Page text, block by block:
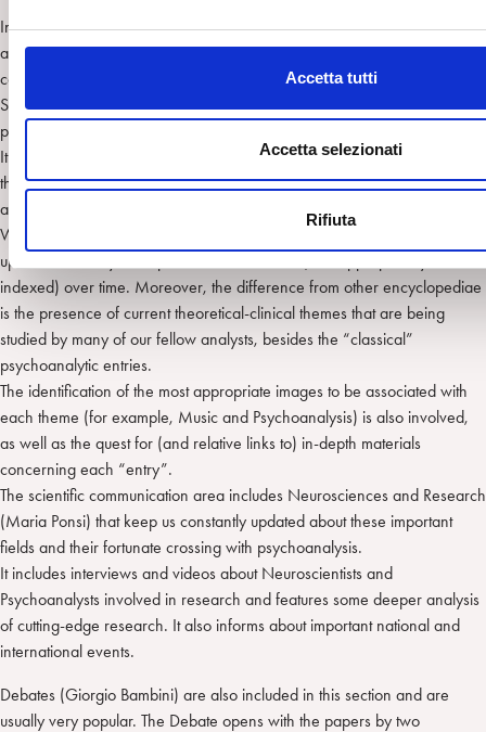
Accetta tutti
Accetta selezionati
Rifiuta
In continuity with the previous one, this area develops primarily to
address other mental health professionals and our psychoanalytic
community, but it also strives to speak to the general public.
SpiPedia ( Laura Contran, Gabriella Giustino) is an interactive
psychoanalytic encyclopedia.
It is organized by entries – currently almost one-hundred. The authors of
the entries are SPI members. By being interactive, we mean that
anyone, following the Wikipedia principle, can expand an entry.
What is peculiar to this encyclopedia is the medium itself which allows to
update constantly the topics that are covered (and appropriately
indexed) over time. Moreover, the difference from other encyclopediae
is the presence of current theoretical-clinical themes that are being
studied by many of our fellow analysts, besides the “classical”
psychoanalytic entries.
The identification of the most appropriate images to be associated with
each theme (for example, Music and Psychoanalysis) is also involved,
as well as the quest for (and relative links to) in-depth materials
concerning each “entry”.
The scientific communication area includes Neurosciences and Research
(Maria Ponsi) that keep us constantly updated about these important
fields and their fortunate crossing with psychoanalysis.
It includes interviews and videos about Neuroscientists and
Psychoanalysts involved in research and features some deeper analysis
of cutting-edge research. It also informs about important national and
international events.
Debates (Giorgio Bambini) are also included in this section and are
usually very popular. The Debate opens with the papers by two